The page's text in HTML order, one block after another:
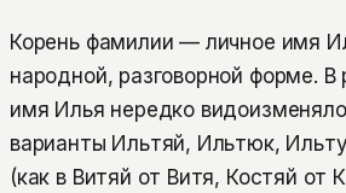
Корень фамилии — личное имя
народной, разговорной форме. В
имя Илья нередко
варианты Ильтяй, Ильтюк,
(как в Витяй от Витя, Костяй от